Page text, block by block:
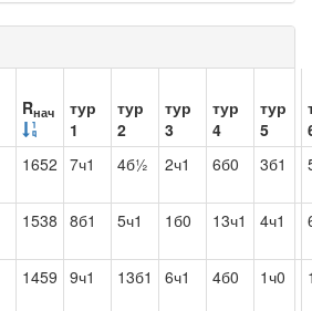
Rнач
тур
1
тур
2
тур
3
тур
4
тур
5
1652 7ч1 4б½ 2ч1 6б0 3б1
1538 8б1 5ч1 1б0 13ч1 4ч1
1459 9ч1 13б1 6ч1 4б0 1ч0